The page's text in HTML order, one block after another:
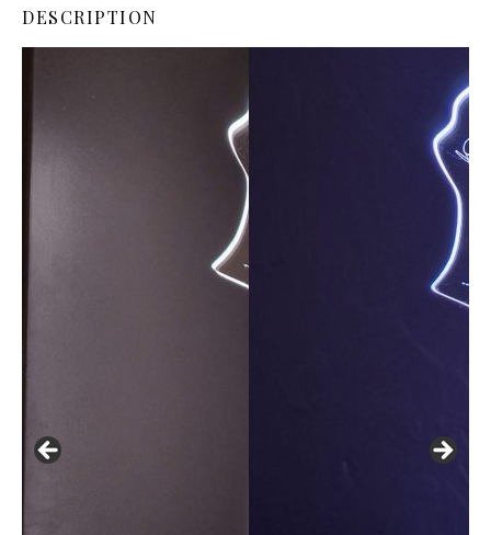
DESCRIPTION